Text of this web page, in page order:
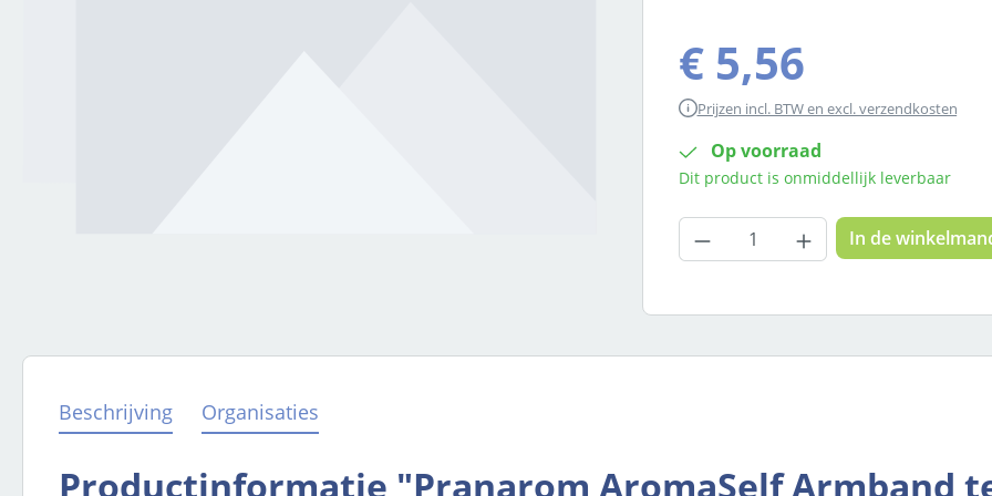
€ 5,56
Prijzen incl. BTW en excl. verzendkosten
Op voorraad
Dit product is onmiddellijk leverbaar
Producthoeveelheid:
In de
Beschrijving Organisaties
Productinformatie "Pranarom AromaSelf Armband